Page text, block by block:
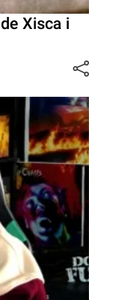
Xisca i